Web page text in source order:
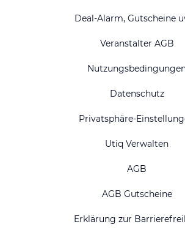
Deal-Alarm, Gutscheine
Veranstalter AGB
Datenschutz
Privatsphäre-
Utiq Verwalten
AGB
AGB Gutscheine
Erklärung zur